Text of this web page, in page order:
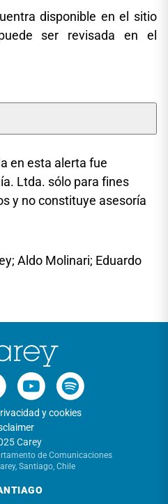
disponible en el sitio
ser revisada en el
en esta alerta fue
Ltda. sólo para fines
y no constituye asesoría
Aldo Molinari; Eduardo
y cookies
Carey
de Comunicaciones
Santiago, Chile